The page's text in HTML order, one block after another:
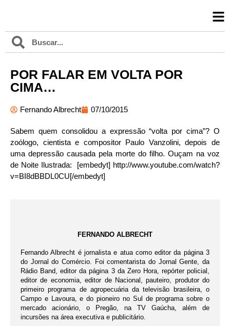
POR FALAR EM VOLTA POR
CIMA…
Fernando Albrecht 07/10/2015
Sabem quem consolidou a expressão “volta por cima”? O
zoólogo, cientista e compositor Paulo Vanzolini, depois de
uma depressão causada pela morte do filho. Ouçam na voz
de Noite Ilustrada: [embedyt] http://www.youtube.com/watch?
v=BI8dBBDL0CU[/embedyt]
FERNANDO ALBRECHT
Fernando Albrecht é jornalista e atua como editor da página 3
do Jornal do Comércio. Foi comentarista do Jornal Gente, da
Rádio Band, editor da página 3 da Zero Hora, repórter policial,
editor de economia, editor de Nacional, pauteiro, produtor do
primeiro programa de agropecuária da televisão brasileira, o
Campo e Lavoura, e do pioneiro no Sul de programa sobre o
mercado acionário, o Pregão, na TV Gaúcha, além de
incursões na área executiva e publicitário.